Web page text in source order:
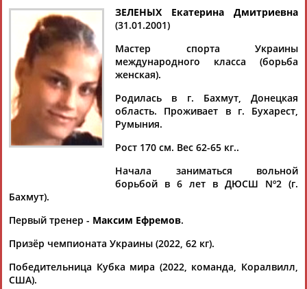
Найдено: 13181персон Расширенный поиск
Аслаудин
АБАЕВ
Елена
АБАИМОВА
Мария
АБАКУМОВА
Юлия
АБАЛАКИНА
Тамилла
АБАСОВА
Рамазан
АБАЧАРАЕВ
Ростом
АБАШИДЗЕ
АББАТЕ-
БУЛАТОВА
АББЯСОВА
АБДИКАРИМОВААБДРАХМАНОВ
Борьба женская
ЗЕЛЕНЫХ Екатерина Дмитриевна
(31.01.2001)
Мастер спорта Украины
международного класса (борьба
женская).
Родилась в г. Бахмут, Донецкая
область. Проживает в г. Бухарест,
Румыния.
Рост 170 см. Вес 62-65 кг..
Начала заниматься вольной
борьбой в 6 лет в ДЮСШ Nº2 (г.
Бахмут).
Первый тренер - Максим Ефремов.
Призёр чемпионата Украины (2022, 62 кг).
Победительница Кубка мира (2022, команда, Коралвилл,
США).